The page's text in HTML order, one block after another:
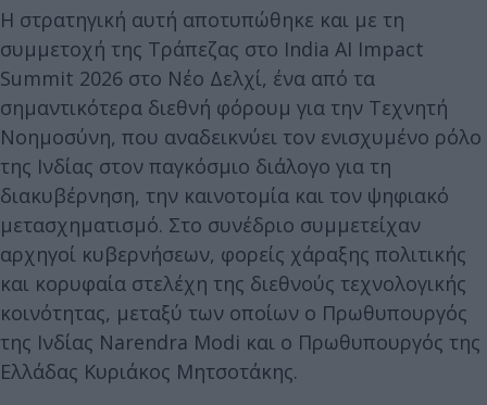
Η στρατηγική αυτή αποτυπώθηκε και με τη
συμμετοχή της Τράπεζας στο India AI Impact
Summit 2026 στο Νέο Δελχί, ένα από τα
σημαντικότερα διεθνή φόρουμ για την Τεχνητή
Νοημοσύνη, που αναδεικνύει τον ενισχυμένο ρόλο
της Ινδίας στον παγκόσμιο διάλογο για τη
διακυβέρνηση, την καινοτομία και τον ψηφιακό
μετασχηματισμό. Στο συνέδριο συμμετείχαν
αρχηγοί κυβερνήσεων, φορείς χάραξης πολιτικής
και κορυφαία στελέχη της διεθνούς τεχνολογικής
κοινότητας, μεταξύ των οποίων ο Πρωθυπουργός
της Ινδίας Narendra Modi και ο Πρωθυπουργός της
Ελλάδας Κυριάκος Μητσοτάκης.